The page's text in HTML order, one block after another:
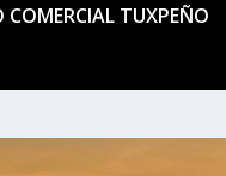
COMERCIAL TUXPEÑO